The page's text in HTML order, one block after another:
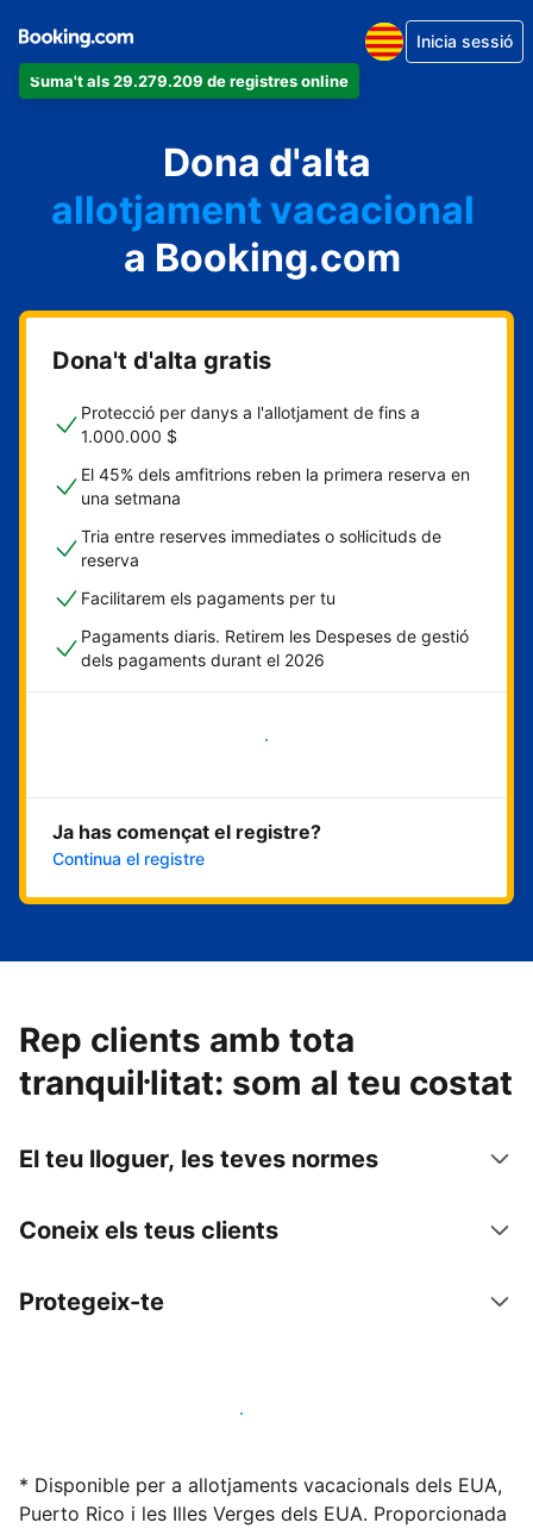
Suma't als 29.279.209 de registres online
Inicia sessió
Dona d'alta
un apartament
un hotel
allotjament vacacional
un hostal
una casa rural
a Booking.com
Dona't d'alta gratis
Protecció per danys a l'allotjament de fins a
1.000.000 $
El 45% dels amfitrions reben la primera reserva en
una setmana
Tria entre reserves immediates o sol·licituds de
reserva
Facilitarem els pagaments per tu
Pagaments diaris. Retirem les Despeses de gestió
dels pagaments durant el 2026
Comença ara
Ja has començat el registre?
Continua el registre
Rep clients amb tota
tranquil·litat: som al teu costat
El teu lloguer, les teves normes
Coneix els teus clients
Protegeix-te
Lloga l'allotjament amb nosaltres avui mateix
* Disponible per a allotjaments vacacionals dels EUA,
Puerto Rico i les Illes Verges dels EUA. Proporcionada